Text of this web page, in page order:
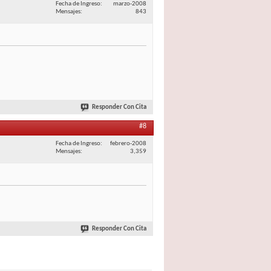
Fecha de Ingreso
marzo-2008
Mensajes
843
Responder Con Cita
#8
Fecha de Ingreso
febrero-2008
Mensajes
3,359
Responder Con Cita